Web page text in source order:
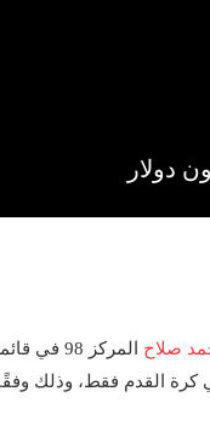
صلاح
المركز
بالنسبة للاعبي كرة القدم فقط،